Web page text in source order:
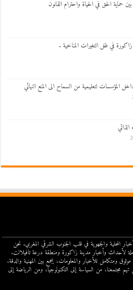
حماية الحق في الحياة واحترام القانون
زاكورة في ظل التغيرات المناخية .
المؤسسات لتعليمية من السماح الى المنع النهائي
المحلية والجهوية في قلب الجنوب الشرقي المغربي. نحن
لأحداث وأخبار مدينة زاكورة ومنطقة درعة تافيلالت.
ومتكامل للأخبار والمعلومات، يجمع بين المهنية والدقة.
تهم مجتمعنا، من السياسة إلى التكنولوجيا، ومن الرياضة إلى